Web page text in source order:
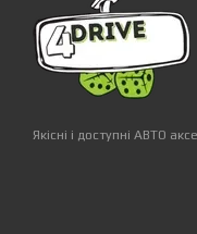
Якісні і доступні АВТО